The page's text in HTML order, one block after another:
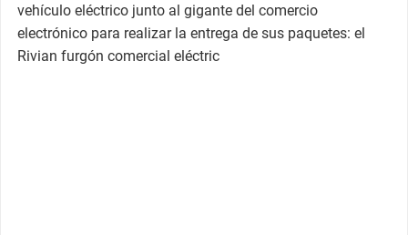
vehículo eléctrico junto al gigante del comercio
electrónico para realizar la entrega de sus paquetes: el
Rivian furgón comercial eléctric